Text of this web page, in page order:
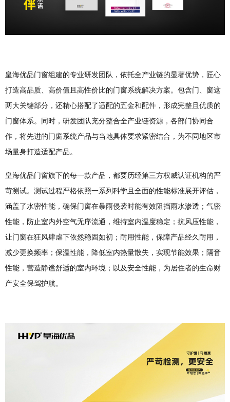
皇海优品门窗组建的专业研发团队，依托全产业链的显著优势，匠心
打造高品质、高价值且高性价比的门窗系统解决方案。包含门、窗这
两大关键部分，还精心搭配了适配的五金和配件，形成完整且优质的
门窗体系。同时，研发团队充分整合全产业链资源，各部门协同合
作，将先进的门窗系统产品与当地具体要求紧密结合，为不同地区市
场量身打造适配产品。
皇海优品门窗旗下的每一款产品，都要历经第三方权威认证机构的严
苛测试。测试过程严格依照一系列科学且全面的性能标准展开评估，
涵盖了水密性能，确保门窗在暴雨侵袭时能有效阻挡雨水渗透；气密
性能，防止室内外空气无序流通，维持室内温度稳定；抗风压性能，
让门窗在狂风肆虐下依然稳固如初；耐用性能，保障产品经久耐用，
减少更换频率；保温性能，降低室内热量散失，实现节能效果；隔音
性能，营造静谧舒适的室内环境；以及安全性能，为居住者的生命财
产安全保驾护航。